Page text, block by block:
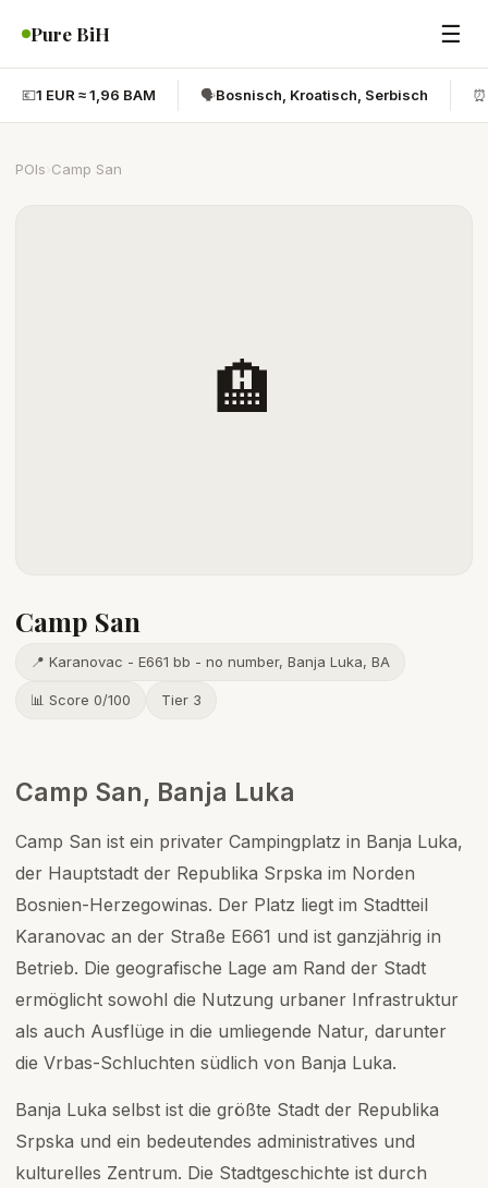
Pure BiH ☰
💶1 EUR ≈ 1,96 BAM 🗣️Bosnisch, Kroatisch, Serbisch ⏰
POIs Camp San
🏨
Camp San
📍 Karanovac - E661 bb - no number, Banja Luka, BA
📊 Score 0/100 Tier 3
Camp San, Banja Luka
Camp San ist ein privater Campingplatz in Banja Luka,
der Hauptstadt der Republika Srpska im Norden
Bosnien-Herzegowinas. Der Platz liegt im Stadtteil
Karanovac an der Straße E661 und ist ganzjährig in
Betrieb. Die geografische Lage am Rand der Stadt
ermöglicht sowohl die Nutzung urbaner Infrastruktur
als auch Ausflüge in die umliegende Natur, darunter
die Vrbas-Schluchten südlich von Banja Luka.
Banja Luka selbst ist die größte Stadt der Republika
Srpska und ein bedeutendes administratives und
kulturelles Zentrum. Die Stadtgeschichte ist durch